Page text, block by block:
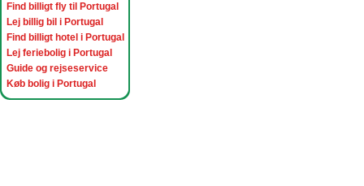
Find billigt fly til Portugal
Lej billig bil i Portugal
Find billigt hotel i Portugal
Lej feriebolig i Portugal
Guide og rejseservice
Køb bolig i Portugal